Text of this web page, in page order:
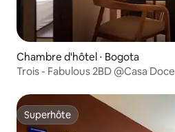
Chambre d'hôtel ⋅ Bogota
Trois - Fabulous 2BD @Casa Doce
Superhôte
Superhôte